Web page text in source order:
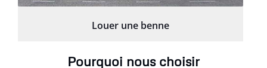
Louer une benne
Pourquoi nous choisir